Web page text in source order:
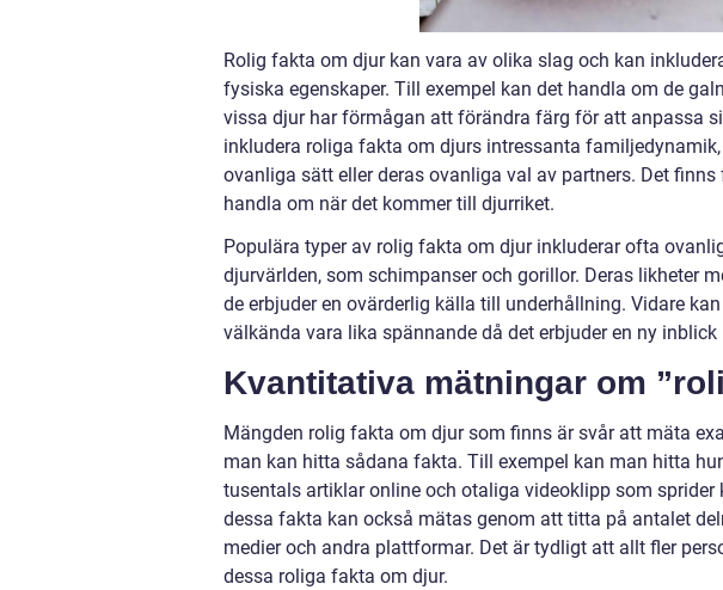
Rolig fakta om djur kan vara av olika slag och kan
fysiska egenskaper. Till exempel kan det handla om de
vissa djur har förmågan att förändra färg för att anpassa
inkludera roliga fakta om djurs intressanta
ovanliga sätt eller deras ovanliga val av partners. Det
handla om när det kommer till djurriket.
Populära typer av rolig fakta om djur inkluderar ofta
djurvärlden, som schimpanser och gorillor. Deras likheter
de erbjuder en ovärderlig källa till underhållning. Vidare
välkända vara lika spännande då det erbjuder en ny
Kvantitativa mätningar om
Mängden rolig fakta om djur som finns är svår att mäta
man kan hitta sådana fakta. Till exempel kan man hitta
tusentals artiklar online och otaliga videoklipp som
dessa fakta kan också mätas genom att titta på antalet
medier och andra plattformar. Det är tydligt att allt fler
dessa roliga fakta om djur.